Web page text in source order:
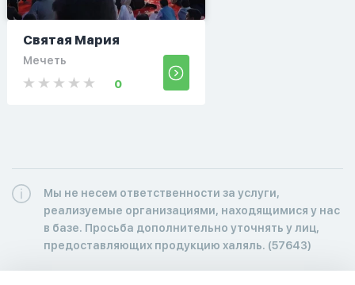
Святая Мария
Мечеть
0
Мы не несем ответственности за услуги,
реализуемые организациями, находящимися у нас
в базе. Просьба дополнительно уточнять у лиц,
предоставляющих продукцию халяль. (57643)